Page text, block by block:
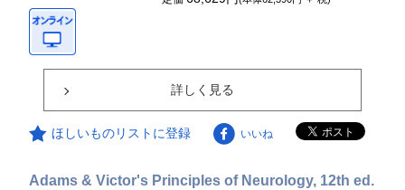
詳しく見る
ほしいものリストに登録 いいね
Adams & Victor's Principles of Neurology, 12th ed.